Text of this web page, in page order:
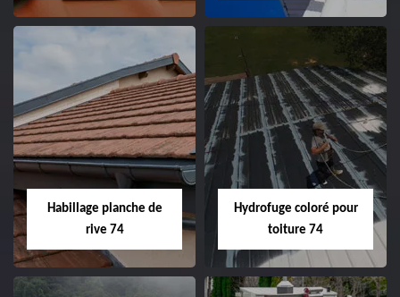
Habillage planche de
rive 74
Hydrofuge coloré pour
toiture 74